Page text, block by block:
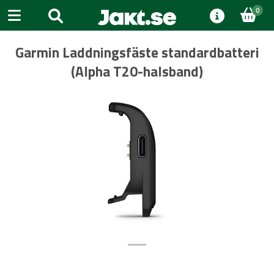
0
Garmin Laddningsfäste standardbatteri
(Alpha T20-halsband)